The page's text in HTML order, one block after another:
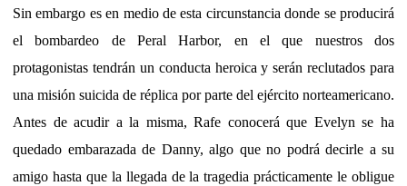
Sin embargo es en medio de esta circunstancia donde se producirá
el bombardeo de Peral Harbor, en el que nuestros dos
protagonistas tendrán un conducta heroica y serán reclutados para
una misión suicida de réplica por parte del ejército norteamericano.
Antes de acudir a la misma, Rafe conocerá que Evelyn se ha
quedado embarazada de Danny, algo que no podrá decirle a su
amigo hasta que la llegada de la tragedia prácticamente le obligue